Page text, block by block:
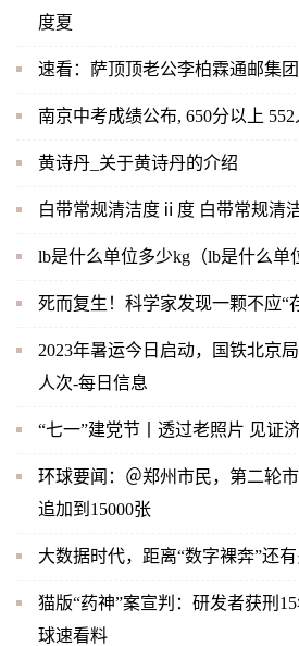
度夏
速看：萨顶顶老公李柏霖通邮集
南京中考成绩公布, 650分以上
黄诗丹_关于黄诗丹的介绍
白带常规清洁度ⅱ度 白带常规清
lb是什么单位多少kg（lb是什么单
死而复生！科学家发现一颗不应“
2023年暑运今日启动，国铁北京
人次-每日信息
“七一”建党节丨透过老照片 见证
环球要闻：＠郑州市民，第二轮
追加到15000张
大数据时代，距离“数字裸奔”还
猫版“药神”案宣判：研发者获刑
球速看料